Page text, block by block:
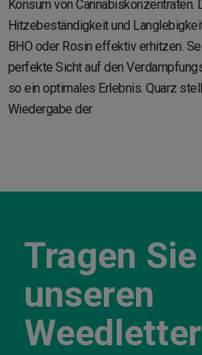
Konsum von Cannabiskonzentraten.
Hitzebeständigkeit und
BHO oder Rosin effektiv erhitzen.
perfekte Sicht auf den
so ein optimales Erlebnis. Quarz
Wiedergabe der
Tragen
unseren